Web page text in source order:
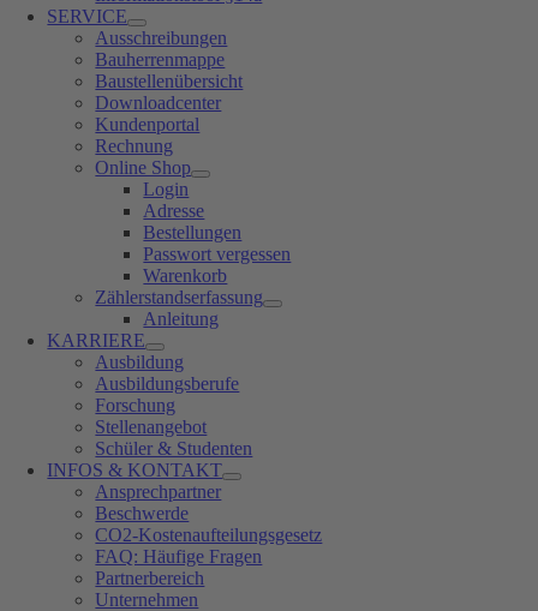
SERVICE
Ausschreibungen
Bauherrenmappe
Baustellenübersicht
Downloadcenter
Kundenportal
Rechnung
Online Shop
Login
Adresse
Bestellungen
Passwort vergessen
Warenkorb
Zählerstandserfassung
Anleitung
KARRIERE
Ausbildung
Ausbildungsberufe
Forschung
Stellenangebot
Schüler & Studenten
INFOS & KONTAKT
Ansprechpartner
Beschwerde
CO2-Kostenaufteilungsgesetz
FAQ: Häufige Fragen
Partnerbereich
Unternehmen